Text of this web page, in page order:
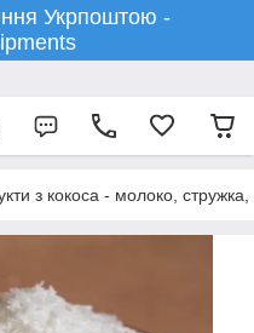
Укрпоштою -
з кокоса - молоко, стружка,